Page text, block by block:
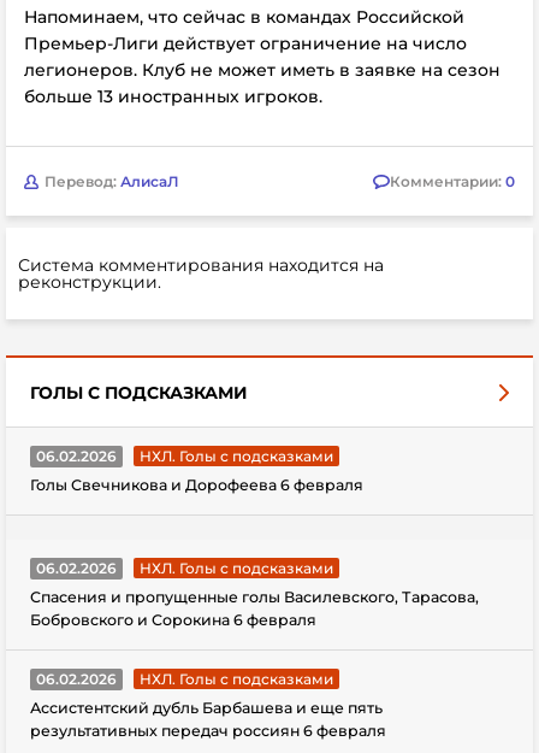
Напоминаем, что сейчас в командах Российской
Премьер-Лиги действует ограничение на число
легионеров. Клуб не может иметь в заявке на сезон
больше 13 иностранных игроков.
Перевод: АлисаЛ Комментарии: 0
Система комментирования находится на
реконструкции.
ГОЛЫ С ПОДСКАЗКАМИ
06.02.2026
НХЛ. Голы с подсказками
Голы Свечникова и Дорофеева 6 февраля
06.02.2026
НХЛ. Голы с подсказками
Спасения и пропущенные голы Василевского, Тарасова,
Бобровского и Сорокина 6 февраля
06.02.2026
НХЛ. Голы с подсказками
Ассистентский дубль Барбашева и еще пять
результативных передач россиян 6 февраля